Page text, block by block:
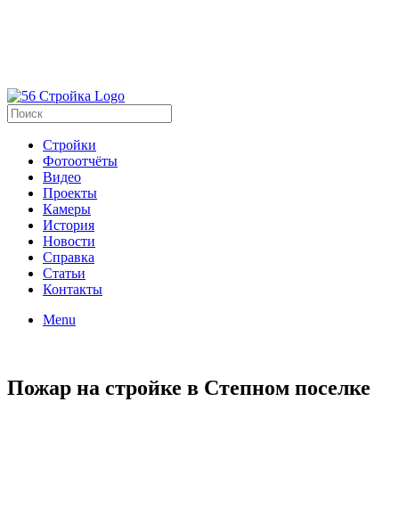
Стройки
Фотоотчёты
Видео
Проекты
Камеры
История
Новости
Справка
Статьи
Контакты
Menu
Пожар на стройке в Степном поселке